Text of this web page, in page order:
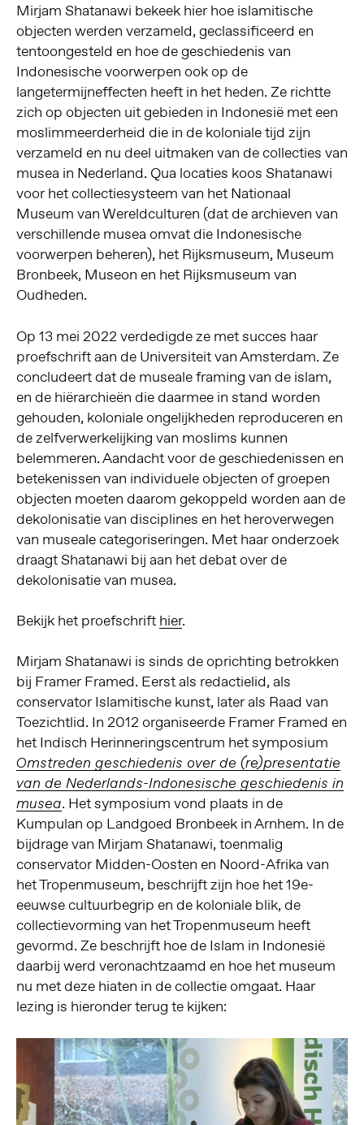
Mirjam Shatanawi bekeek hier hoe islamitische
objecten werden verzameld, geclassificeerd en
tentoongesteld en hoe de geschiedenis van
Indonesische voorwerpen ook op de
langetermijneffecten heeft in het heden. Ze richtte
zich op objecten uit gebieden in Indonesië met een
moslimmeerderheid die in de koloniale tijd zijn
verzameld en nu deel uitmaken van de collecties van
musea in Nederland. Qua locaties koos Shatanawi
voor het collectiesysteem van het Nationaal
Museum van Wereldculturen (dat de archieven van
verschillende musea omvat die Indonesische
voorwerpen beheren), het Rijksmuseum, Museum
Bronbeek, Museon en het Rijksmuseum van
Oudheden.
Op 13 mei 2022 verdedigde ze met succes haar
proefschrift aan de Universiteit van Amsterdam. Ze
concludeert dat de museale framing van de islam,
en de hiërarchieën die daarmee in stand worden
gehouden, koloniale ongelijkheden reproduceren en
de zelfverwerkelijking van moslims kunnen
belemmeren. Aandacht voor de geschiedenissen en
betekenissen van individuele objecten of groepen
objecten moeten daarom gekoppeld worden aan de
dekolonisatie van disciplines en het heroverwegen
van museale categoriseringen. Met haar onderzoek
draagt Shatanawi bij aan het debat over de
dekolonisatie van musea.
Bekijk het proefschrift hier.
Mirjam Shatanawi is sinds de oprichting betrokken
bij Framer Framed. Eerst als redactielid, als
conservator Islamitische kunst, later als Raad van
Toezichtlid. In 2012 organiseerde Framer Framed en
het Indisch Herinneringscentrum het symposium
Omstreden geschiedenis over de (re)presentatie
van de Nederlands-Indonesische geschiedenis in
musea. Het symposium vond plaats in de
Kumpulan op Landgoed Bronbeek in Arnhem. In de
bijdrage van Mirjam Shatanawi, toenmalig
conservator Midden-Oosten en Noord-Afrika van
het Tropenmuseum, beschrijft zijn hoe het 19e-
eeuwse cultuurbegrip en de koloniale blik, de
collectievorming van het Tropenmuseum heeft
gevormd. Ze beschrijft hoe de Islam in Indonesië
daarbij werd veronachtzaamd en hoe het museum
nu met deze hiaten in de collectie omgaat. Haar
lezing is hieronder terug te kijken: